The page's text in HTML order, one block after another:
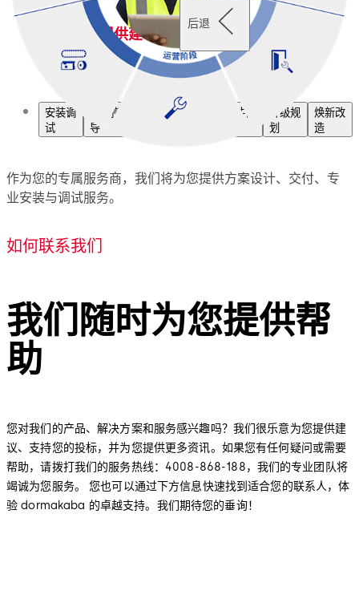
后退
我们为您提供建筑全生命周期的全方位支持
安装调
试
技术指
导
设备维
故障抢
备件供
升级规
划
焕新改
造
作为您的专属服务商，我们将为您提供方案设计、交付、专
业安装与调试服务。
如何联系我们
我们随时为您提供帮
助
您对我们的产品、解决方案和服务感兴趣吗？我们很乐意为您提供建
议、支持您的投标，并为您提供更多资讯。如果您有任何疑问或需要
帮助，请拨打我们的服务热线：4008-868-188，我们的专业团队将
竭诚为您服务。 您也可以通过下方信息快速找到适合您的联系人，体
验 dormakaba 的卓越支持。我们期待您的垂询！